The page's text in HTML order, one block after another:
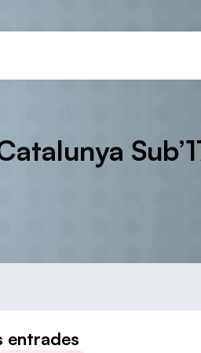
entrades